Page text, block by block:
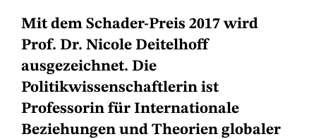
Mit dem Schader-Preis 2017 wird
Prof. Dr. Nicole Deitelhoff
ausgezeichnet. Die
Politikwissenschaftlerin ist
Professorin für Internationale
Beziehungen und Theorien globaler